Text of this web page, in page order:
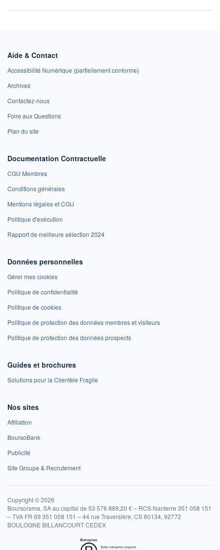
Aide & Contact
Accessibilité Numérique (partiellement conforme)
Archives
Contactez-nous
Foire aux Questions
Plan du site
Documentation Contractuelle
CGU Membres
Conditions générales
Mentions légales et CGU
Politique d'exécution
Rapport de meilleure sélection 2024
Données personnelles
Gérer mes cookies
Politique de confidentialité
Politique de cookies
Politique de protection des données membres et visiteurs
Politique de protection des données prospects
Guides et brochures
Solutions pour la Clientèle Fragile
Nos sites
Affiliation
BoursoBank
Publicité
Site Groupe & Recrutement
Copyright © 2026
Boursorama, SA au capital de 53 576 889,20 € – RCS Nanterre 351 058 151
– TVA FR 69 351 058 151 – 44 rue Traversière, CS 80134, 92772
BOULOGNE BILLANCOURT CEDEX